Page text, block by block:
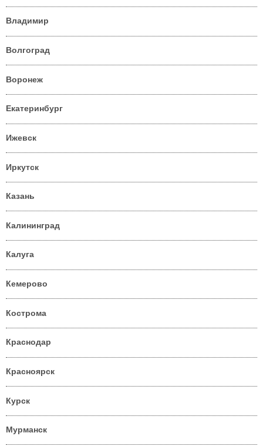
Владимир
Волгоград
Воронеж
Екатеринбург
Ижевск
Иркутск
Казань
Калининград
Калуга
Кемерово
Кострома
Краснодар
Красноярск
Курск
Мурманск